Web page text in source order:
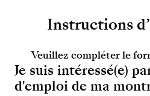
Instructions
Veuillez compléter le
Je suis intéressé(e)
d'emploi de ma